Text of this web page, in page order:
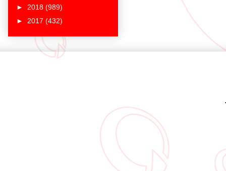
► 2018 (989)
► 2017 (432)